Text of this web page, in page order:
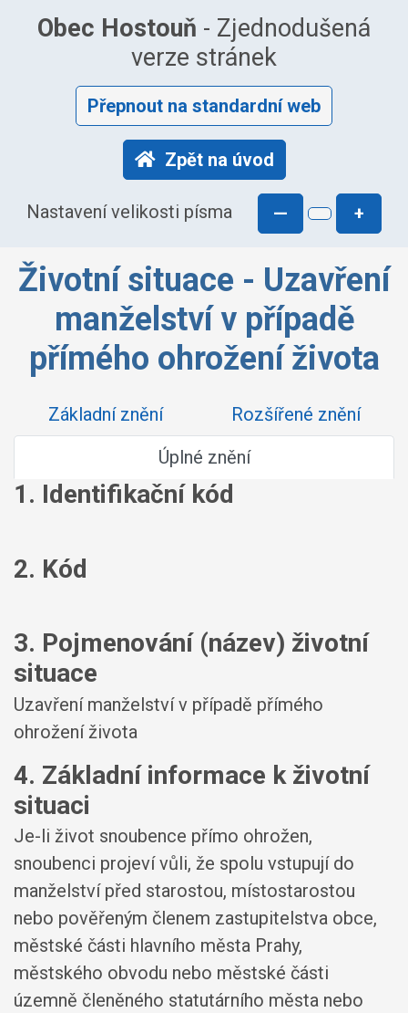
Obec Hostouň - Zjednodušená
verze stránek
Přepnout na standardní web
Zpět na úvod
Nastavení velikosti písma — +
Životní situace - Uzavření
manželství v případě
přímého ohrožení života
Základní znění
Rozšířené znění
Úplné znění
1. Identifikační kód
2. Kód
3. Pojmenování (název) životní
situace
Uzavření manželství v případě přímého
ohrožení života
4. Základní informace k životní
situaci
Je-li život snoubence přímo ohrožen,
snoubenci projeví vůli, že spolu vstupují do
manželství před starostou, místostarostou
nebo pověřeným členem zastupitelstva obce,
městské části hlavního města Prahy,
městského obvodu nebo městské části
územně členěného statutárního města nebo